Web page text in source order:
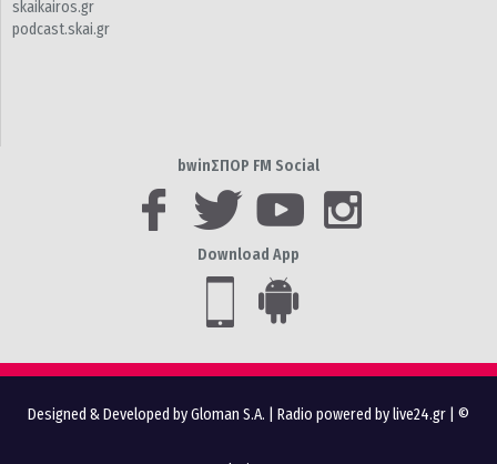
skaikairos.gr
podcast.skai.gr
bwinΣΠΟΡ FM Social
Download App
Designed & Developed by Gloman S.A. Radio powered by live24.gr | ©